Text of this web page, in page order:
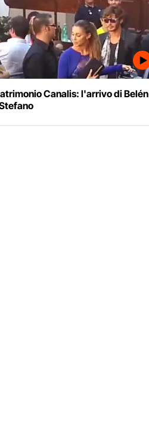
Canalis: l'arrivo di Belén